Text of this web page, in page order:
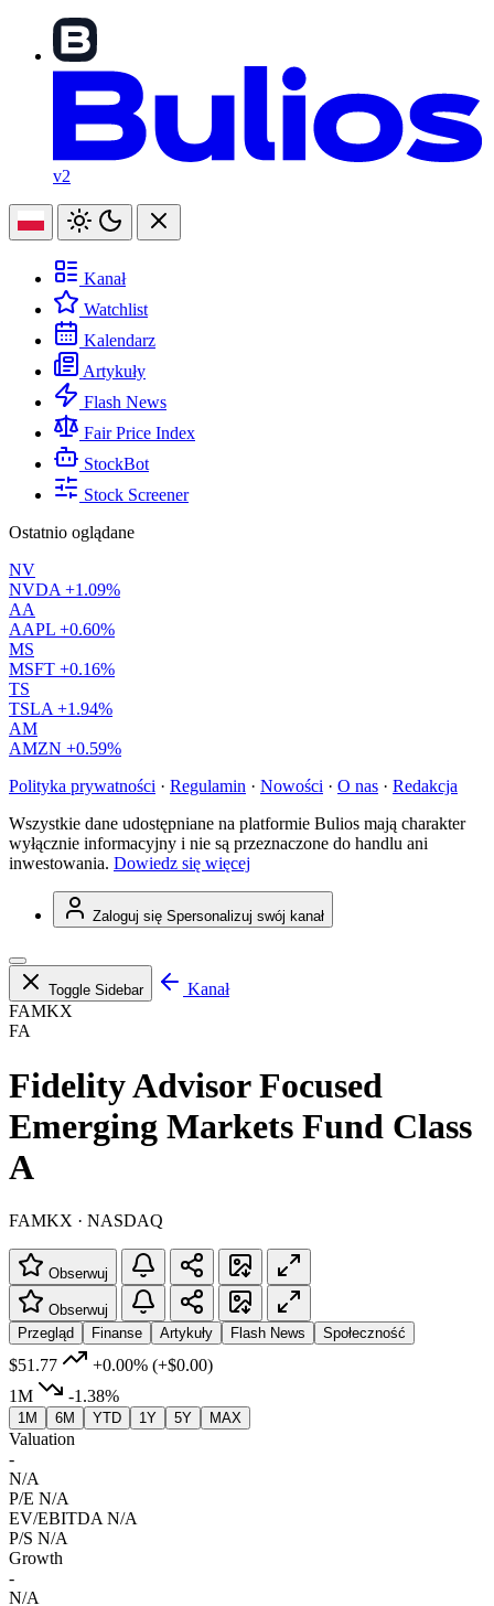
v2
Kanał
Watchlist
Kalendarz
Artykuły
Flash News
Fair Price Index
StockBot
Stock Screener
Ostatnio oglądane
NV
NVDA +1.09%
AA
AAPL +0.60%
MS
MSFT +0.16%
TS
TSLA +1.94%
AM
AMZN +0.59%
Polityka prywatności · Regulamin · Nowości · O nas · Redakcja
Wszystkie dane udostępniane na platformie Bulios mają charakter
wyłącznie informacyjny i nie są przeznaczone do handlu ani
inwestowania. Dowiedz się więcej
Zaloguj się Spersonalizuj swój kanał
Toggle Sidebar
Kanał
FAMKX
FA
Fidelity Advisor Focused
Emerging Markets Fund Class
A
FAMKX · NASDAQ
Obserwuj
Obserwuj
Przegląd
Finanse Artykuły Flash News Społeczność
$51.77 +0.00% (+$0.00)
1M
-1.38%
1M 6M YTD 1Y 5Y MAX
Valuation
-
N/A
P/E N/A
EV/EBITDA N/A
P/S N/A
Growth
-
N/A